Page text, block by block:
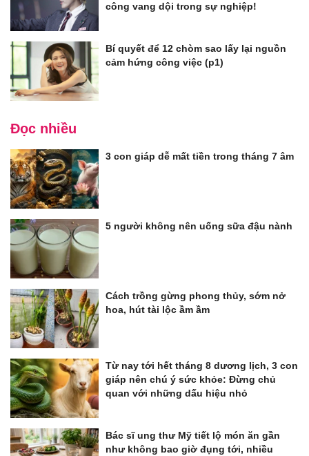
công vang dội trong sự nghiệp!
Bí quyết để 12 chòm sao lấy lại nguồn
cảm hứng công việc (p1)
Đọc nhiều
3 con giáp dễ mất tiền trong tháng 7 âm
5 người không nên uống sữa đậu nành
Cách trồng gừng phong thủy, sớm nở
hoa, hút tài lộc ầm ầm
Từ nay tới hết tháng 8 dương lịch, 3 con
giáp nên chú ý sức khỏe: Đừng chủ
quan với những dấu hiệu nhỏ
Bác sĩ ung thư Mỹ tiết lộ món ăn gần
như không bao giờ đụng tới, nhiều